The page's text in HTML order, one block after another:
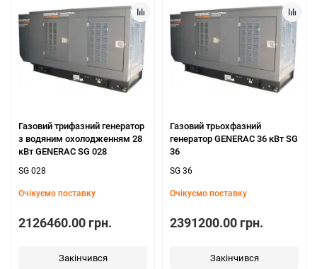
Газовий трифазний генератор
з водяним охолодженням 28
кВт GENERAC SG 028
SG 028
Очікуємо поставку
2126460.00 грн.
Закінчився
Газовий трьохфазний
генератор GENERAC 36 кВт SG
36
SG 36
Очікуємо поставку
2391200.00 грн.
Закінчився